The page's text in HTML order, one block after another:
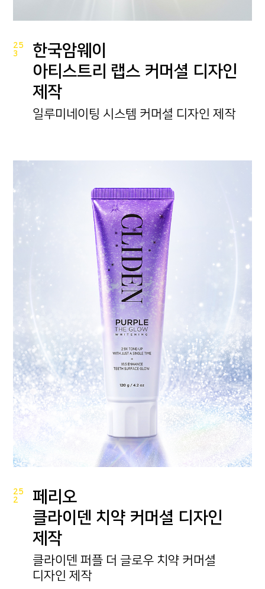
25
3
한국암웨이
아티스트리 랩스 커머셜 디자인
제작
일루미네이팅 시스템 커머셜 디자인 제작
25
2
페리오
클라이덴 치약 커머셜 디자인
제작
클라이덴 퍼플 더 글로우 치약 커머셜
디자인 제작